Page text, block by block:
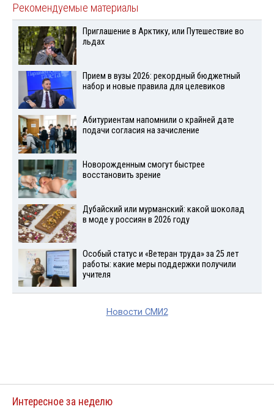
Рекомендуемые материалы
Приглашение в Арктику, или Путешествие во
льдах
Прием в вузы 2026: рекордный бюджетный
набор и новые правила для целевиков
Абитуриентам напомнили о крайней дате
подачи согласия на зачисление
Новорожденным смогут быстрее
восстановить зрение
Дубайский или мурманский: какой шоколад
в моде у россиян в 2026 году
Особый статус и «Ветеран труда» за 25 лет
работы: какие меры поддержки получили
учителя
Новости СМИ2
Интересное за неделю